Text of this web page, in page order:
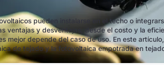
pueden instalarse en el techo o
ventajas y desventajas, desde el costo y la
mejor depende del caso de uso. En este
de tejado y la fotovoltaica empotrada en